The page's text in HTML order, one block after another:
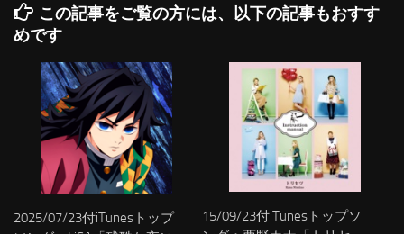
この記事をご覧の方には、以下の記事もおすす
めです
2025/07/23付iTunesトップ
15/09/23付iTunesトップソ